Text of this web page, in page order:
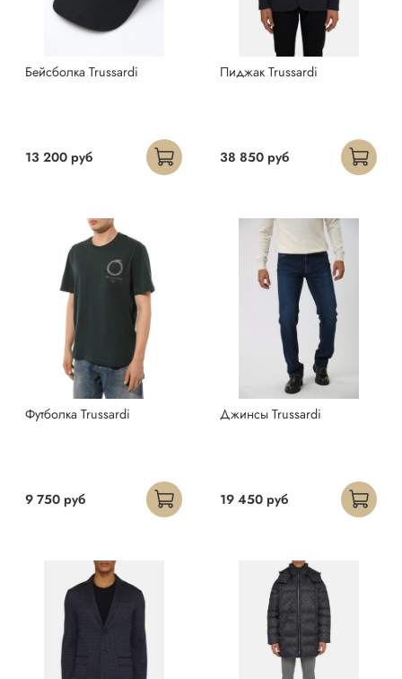
Бейсболка Trussardi
13 200 руб
Пиджак Trussardi
38 850 руб
Футболка Trussardi
9 750 руб
Джинсы Trussardi
19 450 руб